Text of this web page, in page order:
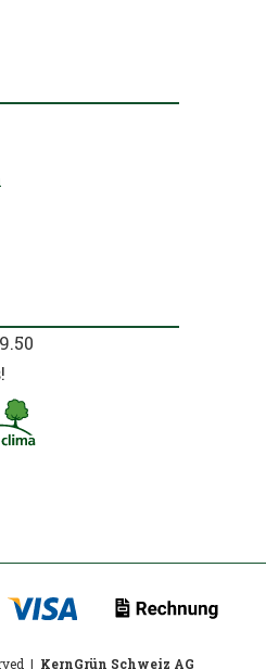
| KernGrün Schweiz AG